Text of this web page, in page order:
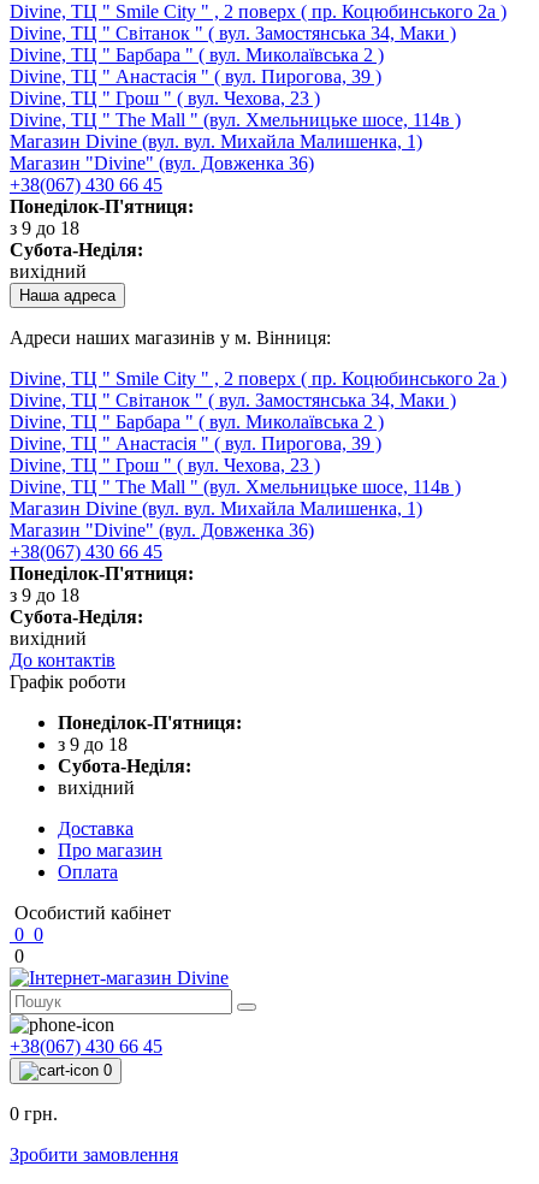
Divine, ТЦ " Smile City " , 2 поверх ( пр. Коцюбинського 2а )
Divine, ТЦ " Світанок " ( вул. Замостянська 34, Маки )
Divine, ТЦ " Барбара " ( вул. Миколаївська 2 )
Divine, ТЦ " Анастасія " ( вул. Пирогова, 39 )
Divine, ТЦ " Грош " ( вул. Чехова, 23 )
Divine, ТЦ " The Mall " (вул. Хмельницьке шосе, 114в )
Магазин Divine (вул. вул. Михайла Малишенка, 1)
Магазин "Divine" (вул. Довженка 36)
+38(067) 430 66 45
Понеділок-П'ятниця:
з 9 до 18
Субота-Неділя:
вихідний
Наша адреса
Адреси наших магазинів у м. Вінниця:
Divine, ТЦ " Smile City " , 2 поверх ( пр. Коцюбинського 2а )
Divine, ТЦ " Світанок " ( вул. Замостянська 34, Маки )
Divine, ТЦ " Барбара " ( вул. Миколаївська 2 )
Divine, ТЦ " Анастасія " ( вул. Пирогова, 39 )
Divine, ТЦ " Грош " ( вул. Чехова, 23 )
Divine, ТЦ " The Mall " (вул. Хмельницьке шосе, 114в )
Магазин Divine (вул. вул. Михайла Малишенка, 1)
Магазин "Divine" (вул. Довженка 36)
+38(067) 430 66 45
Понеділок-П'ятниця:
з 9 до 18
Субота-Неділя:
вихідний
До контактів
Графік роботи
Понеділок-П'ятниця:
з 9 до 18
Субота-Неділя:
вихідний
Доставка
Про магазин
Оплата
Особистий кабінет
0 0
0
+38(067) 430 66 45
0
0 грн.
Зробити замовлення